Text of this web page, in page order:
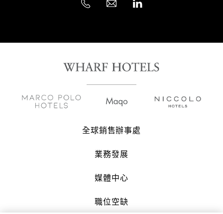
全球銷售辦事處
業務發展
媒體中心
職位空缺